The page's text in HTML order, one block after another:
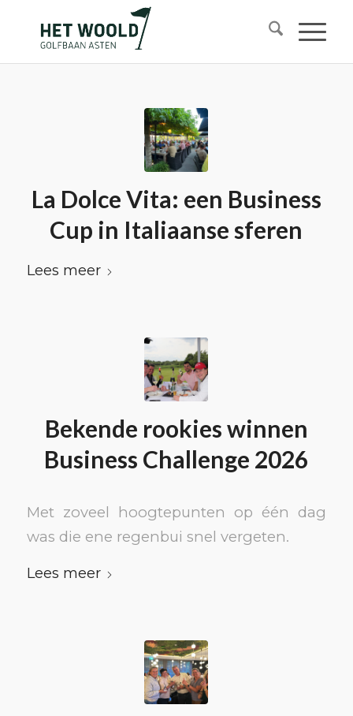
La Dolce Vita: een Business
Cup in Italiaanse sferen
Lees meer
Bekende rookies winnen
Business Challenge 2026
Met zoveel hoogtepunten op één dag
was die ene regenbui snel vergeten.
Lees meer